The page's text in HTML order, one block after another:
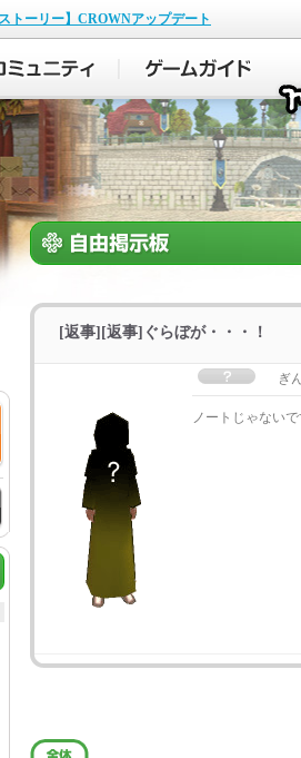
トーリー】CROWNアップデート
[返事][返事]ぐらぼが・・・！
ぎ
ノートじゃない